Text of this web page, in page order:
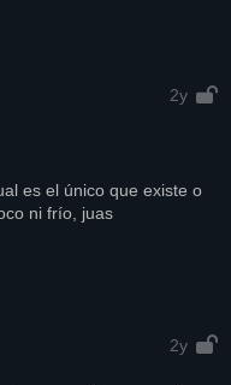
2y
es el único que existe o
ni frío, juas
2y